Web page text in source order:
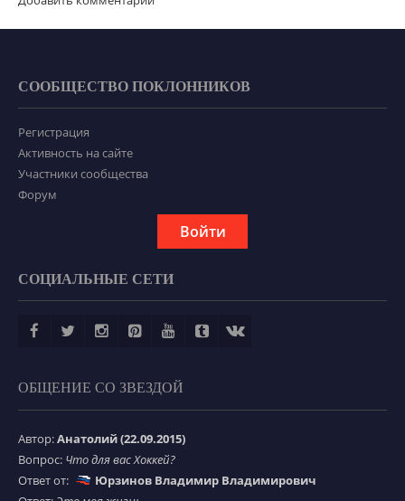
СООБЩЕСТВО ПОКЛОННИКОВ
Регистрация
Активность на сайте
Участники сообщества
Форум
Войти
СОЦИАЛЬНЫЕ СЕТИ
ОБЩЕНИЕ СО ЗВЕЗДОЙ
Автор:Анатолий (22.09.2015)
Вопрос: Что для вас Хоккей?
Ответ от:
Юрзинов Владимир Владимирович